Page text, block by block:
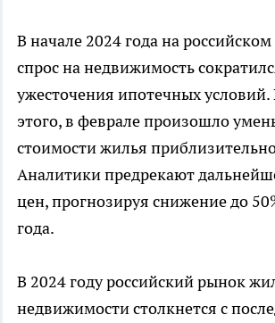
В начале 2024 года на
спрос на недвижимость
ужесточения ипотечных условий.
этого, в феврале произошло
стоимости жилья
Аналитики предрекают
цен, прогнозируя снижение до
года.
В 2024 году российский рынок
недвижимости столкнется с